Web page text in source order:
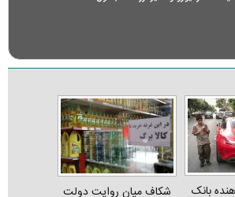
بانک
شکاف میان روایت دولت